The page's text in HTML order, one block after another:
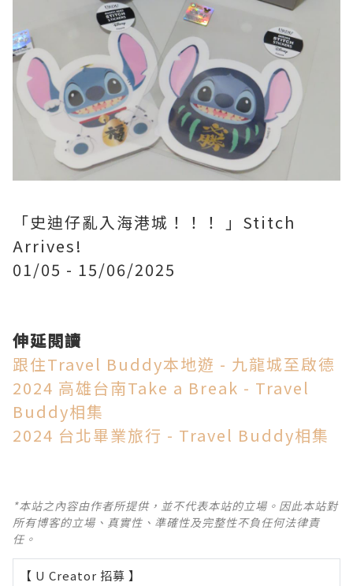
「史迪仔亂入海港城！！！ 」Stitch
Arrives!
01/05 - 15/06/2025
伸延閱讀
跟住Travel Buddy本地遊 - 九龍城至啟德
2024 高雄台南Take a Break - Travel
Buddy相集
2024 台北畢業旅行 - Travel Buddy相集
*本站之內容由作者所提供，並不代表本站的立場。因此本站對
所有博客的立場、真實性、準確性及完整性不負任何法律責
任。
【 U Creator 招募 】